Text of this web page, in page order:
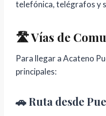
telefónica, telégrafos y
🛣️ Vías de
Para llegar a Acateno
principales:
🚗 Ruta desde